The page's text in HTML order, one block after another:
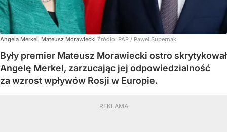
Angela Merkel, Mateusz Morawiecki Źródło: PAP / Paweł Supernak
Były premier Mateusz Morawiecki ostro skrytykował
Angelę Merkel, zarzucając jej odpowiedzialność
za wzrost wpływów Rosji w Europie.